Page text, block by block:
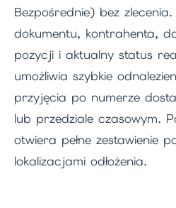
Bezpośrednie) bez
dokumentu, kontrahenta,
pozycji i aktualny status
umożliwia szybkie
przyjęcia po numerze
lub przedziale czasowym.
otwiera pełne zestawienie
lokalizacjami odłożenia.